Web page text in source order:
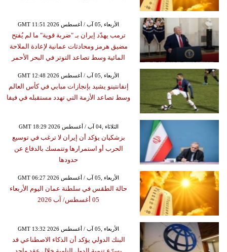
GMT 11:51 2026 الأربعاء ,05 آب / أغسطس
ترمب يهدّد إيران بـ "ضربة قوية" ما لم يُفتح
مضيق هرمز ومحادثات عمانية لإعادة الملاحة
المائية وسط تصاعد التوتر في البحر الأحمر
GMT 12:48 2026 الأربعاء ,05 آب / أغسطس
إنفانتينو يشيد بإنجازات مبابي في كأس العالم
وسط تصاعد الأزمة التي تهدد مستقبله في فيفا
GMT 18:29 2026 الثلاثاء ,04 آب / أغسطس
بزشكيان يؤكد أن إيران لا ترغب في توسيع
الحرب أو استمرارها وتتمسك بالدفاع عن
حدودها
GMT 06:27 2026 الأربعاء ,05 آب / أغسطس
حالة الطقس في سلطنة عمان اليوم الأربعاء
05 أغسطس/ آب 2026
GMT 13:32 2026 الأربعاء ,05 آب / أغسطس
البنك الدولي يؤكد أن الذكاء الاصطناعي قد